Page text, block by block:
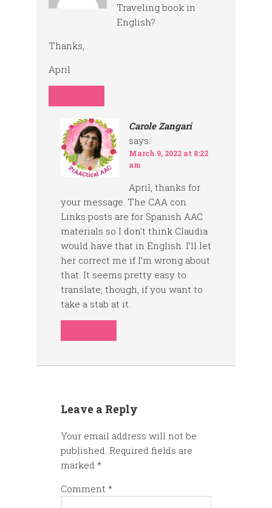
Traveling book in
English?
Thanks,
April
Carole Zangari
says:
March 9, 2022 at 8:22
am
April, thanks for
your message. The CAA con
Links posts are for Spanish AAC
materials so I don’t think Claudia
would have that in English. I’ll let
her correct me if I’m wrong about
that. It seems pretty easy to
translate, though, if you want to
take a stab at it.
Leave a Reply
Your email address will not be
published. Required fields are
marked *
Comment *